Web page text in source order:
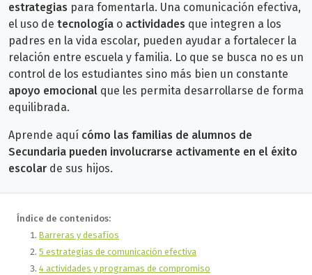
estrategias para fomentarla. Una comunicación efectiva,
el uso de tecnología o actividades que integren a los
padres en la vida escolar, pueden ayudar a fortalecer la
relación entre escuela y familia. Lo que se busca no es un
control de los estudiantes sino más bien un constante
apoyo emocional que les permita desarrollarse de forma
equilibrada.
Aprende aquí cómo las familias de alumnos de
Secundaria pueden involucrarse activamente en el éxito
escolar de sus hijos.
Índice de contenidos:
Barreras y desafíos
5 estrategias de comunicación efectiva
4 actividades y programas de compromiso